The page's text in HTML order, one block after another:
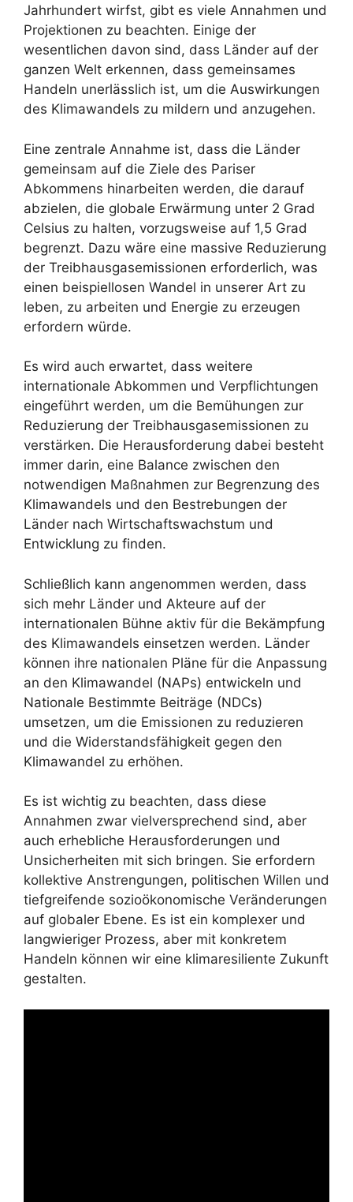
Jahrhundert wirfst, gibt es viele Annahmen und
Projektionen zu beachten. Einige der
wesentlichen davon sind, dass Länder auf der
ganzen Welt erkennen, dass gemeinsames
Handeln unerlässlich ist, um die Auswirkungen
des Klimawandels zu mildern und anzugehen.
Eine zentrale Annahme ist, dass die Länder
gemeinsam auf die Ziele des Pariser
Abkommens hinarbeiten werden, die darauf
abzielen, die globale Erwärmung unter 2 Grad
Celsius zu halten, vorzugsweise auf 1,5 Grad
begrenzt. Dazu wäre eine massive Reduzierung
der Treibhausgasemissionen erforderlich, was
einen beispiellosen Wandel in unserer Art zu
leben, zu arbeiten und Energie zu erzeugen
erfordern würde.
Es wird auch erwartet, dass weitere
internationale Abkommen und Verpflichtungen
eingeführt werden, um die Bemühungen zur
Reduzierung der Treibhausgasemissionen zu
verstärken. Die Herausforderung dabei besteht
immer darin, eine Balance zwischen den
notwendigen Maßnahmen zur Begrenzung des
Klimawandels und den Bestrebungen der
Länder nach Wirtschaftswachstum und
Entwicklung zu finden.
Schließlich kann angenommen werden, dass
sich mehr Länder und Akteure auf der
internationalen Bühne aktiv für die Bekämpfung
des Klimawandels einsetzen werden. Länder
können ihre nationalen Pläne für die Anpassung
an den Klimawandel (NAPs) entwickeln und
Nationale Bestimmte Beiträge (NDCs)
umsetzen, um die Emissionen zu reduzieren
und die Widerstandsfähigkeit gegen den
Klimawandel zu erhöhen.
Es ist wichtig zu beachten, dass diese
Annahmen zwar vielversprechend sind, aber
auch erhebliche Herausforderungen und
Unsicherheiten mit sich bringen. Sie erfordern
kollektive Anstrengungen, politischen Willen und
tiefgreifende sozioökonomische Veränderungen
auf globaler Ebene. Es ist ein komplexer und
langwieriger Prozess, aber mit konkretem
Handeln können wir eine klimaresiliente Zukunft
gestalten.